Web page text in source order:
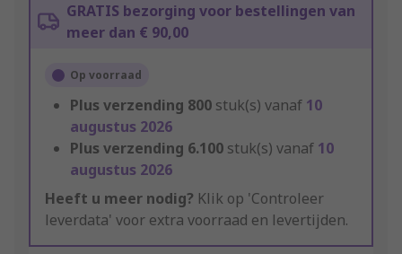
GRATIS bezorging voor bestellingen van
meer dan € 90,00
Op voorraad
Plus verzending 800 stuk(s) vanaf 10
augustus 2026
Plus verzending 6.100 stuk(s) vanaf 10
augustus 2026
Heeft u meer nodig? Klik op 'Controleer
leverdata' voor extra voorraad en levertijden.